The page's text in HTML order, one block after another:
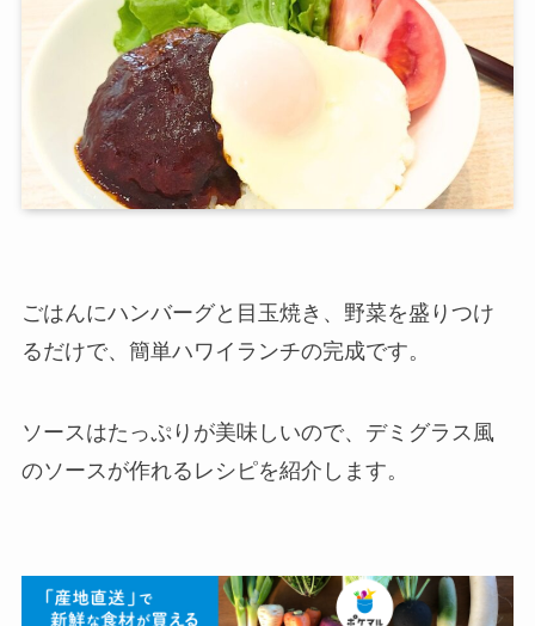
ごはんにハンバーグと目玉焼き、野菜を盛りつけ
るだけで、簡単ハワイランチの完成です。
ソースはたっぷりが美味しいので、デミグラス風
のソースが作れるレシピを紹介します。